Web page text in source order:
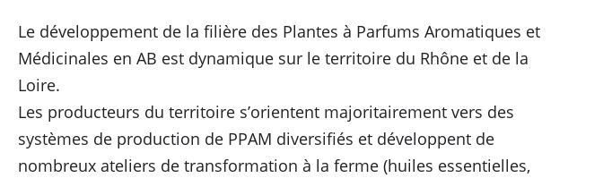
Le développement de la filière des Plantes à Parfums Aromatiques et
Médicinales en AB est dynamique sur le territoire du Rhône et de la
Loire.
Les producteurs du territoire s’orientent majoritairement vers des
systèmes de production de PPAM diversifiés et développent de
nombreux ateliers de transformation à la ferme (huiles essentielles,